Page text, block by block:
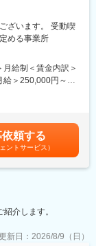
ーマ」を目指して
形外科領域、リウ
のさらなるプレゼ
ける仲間を募集し
安全性や用法・用
進に努めていただ
・婦人科など幅広
て、より専門的な
ライアンス研修等
ざいます。 受動喫
める事業所
給制＜賃金内訳＞
給＞250,000円～
を通じて上下する
た表記です。
依頼する
ントサービス）
介します。
新日： 2026/8/9（日）